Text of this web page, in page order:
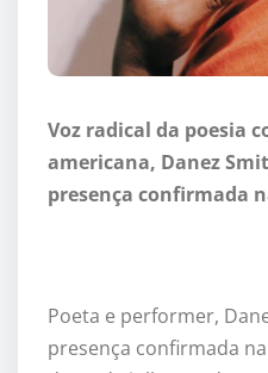
Voz radical da poesia
americana, Danez
presença confirmada
Poeta e performer,
presença confirmada